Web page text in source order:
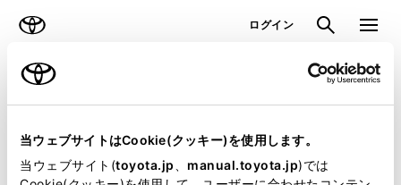
当ウェブサイトはCookie(クッキー)を使用します。
当ウェブサイト(toyota.jp manual.toyota.jp)では
ログイン 検索 メニュ
ラインアップ トピックス
見積りシミュレーション